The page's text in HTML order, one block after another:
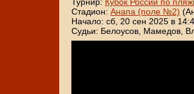
Стадион: Анапа (поле №2)
Начало: сб, 20 сен 2025 в
Судьи: Белоусов, Мамедов,